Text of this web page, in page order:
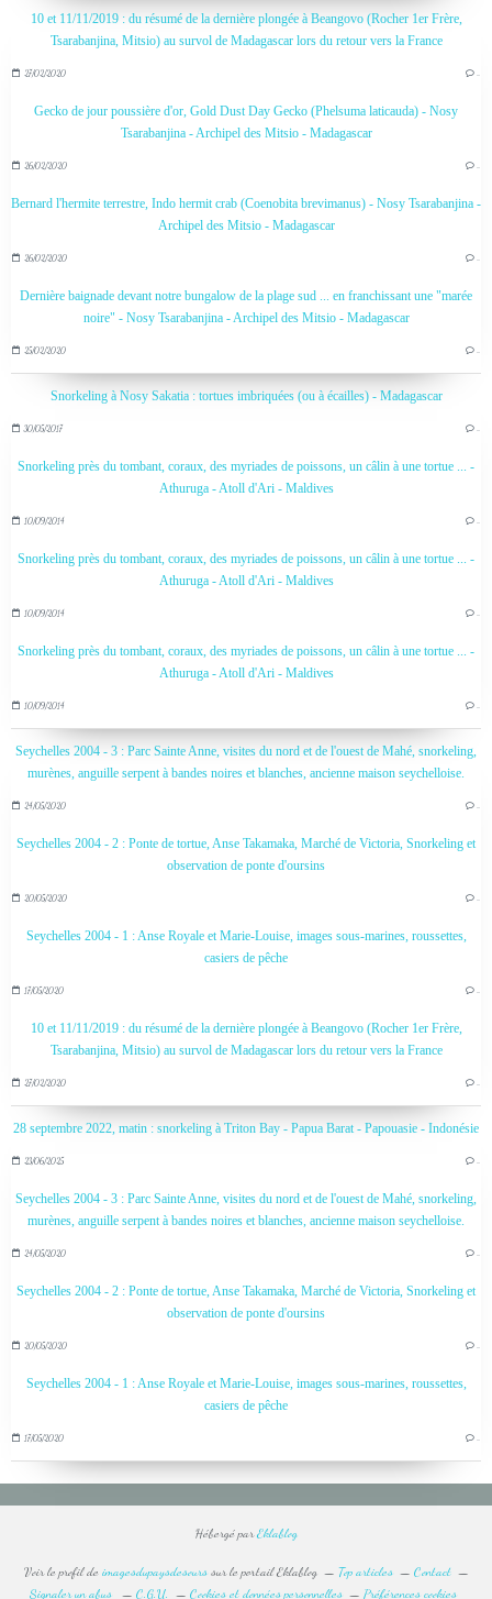
10 et 11/11/2019 : du résumé de la dernière plongée à Beangovo (Rocher 1er Frère,
Tsarabanjina, Mitsio) au survol de Madagascar lors du retour vers la France
27/02/2020 …
Gecko de jour poussière d'or, Gold Dust Day Gecko (Phelsuma laticauda) - Nosy
Tsarabanjina - Archipel des Mitsio - Madagascar
26/02/2020 …
Bernard l'hermite terrestre, Indo hermit crab (Coenobita brevimanus) - Nosy Tsarabanjina -
Archipel des Mitsio - Madagascar
26/02/2020 …
Dernière baignade devant notre bungalow de la plage sud ... en franchissant une "marée
noire" - Nosy Tsarabanjina - Archipel des Mitsio - Madagascar
25/02/2020 …
Snorkeling à Nosy Sakatia : tortues imbriquées (ou à écailles) - Madagascar
30/05/2017 …
Snorkeling près du tombant, coraux, des myriades de poissons, un câlin à une tortue ... -
Athuruga - Atoll d'Ari - Maldives
10/09/2014 …
Snorkeling près du tombant, coraux, des myriades de poissons, un câlin à une tortue ... -
Athuruga - Atoll d'Ari - Maldives
10/09/2014 …
Snorkeling près du tombant, coraux, des myriades de poissons, un câlin à une tortue ... -
Athuruga - Atoll d'Ari - Maldives
10/09/2014 …
Seychelles 2004 - 3 : Parc Sainte Anne, visites du nord et de l'ouest de Mahé, snorkeling,
murènes, anguille serpent à bandes noires et blanches, ancienne maison seychelloise.
24/05/2020 …
Seychelles 2004 - 2 : Ponte de tortue, Anse Takamaka, Marché de Victoria, Snorkeling et
observation de ponte d'oursins
20/05/2020 …
Seychelles 2004 - 1 : Anse Royale et Marie-Louise, images sous-marines, roussettes,
casiers de pêche
17/05/2020 …
10 et 11/11/2019 : du résumé de la dernière plongée à Beangovo (Rocher 1er Frère,
Tsarabanjina, Mitsio) au survol de Madagascar lors du retour vers la France
27/02/2020 …
28 septembre 2022, matin : snorkeling à Triton Bay - Papua Barat - Papouasie - Indonésie
23/06/2025 …
Seychelles 2004 - 3 : Parc Sainte Anne, visites du nord et de l'ouest de Mahé, snorkeling,
murènes, anguille serpent à bandes noires et blanches, ancienne maison seychelloise.
24/05/2020 …
Seychelles 2004 - 2 : Ponte de tortue, Anse Takamaka, Marché de Victoria, Snorkeling et
observation de ponte d'oursins
20/05/2020 …
Seychelles 2004 - 1 : Anse Royale et Marie-Louise, images sous-marines, roussettes,
casiers de pêche
17/05/2020 …
Hébergé parEklablog
Voir le profil de imagesdupaysdesourssur le portail Eklablog Top articles
Contact
Signaler un abus
C.G.U. Cookies et données personnelles Préférences cookies